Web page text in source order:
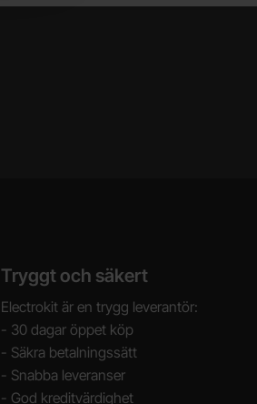
Tryggt och säkert
Electrokit är en trygg leverantör:
- 30 dagar öppet köp
- Säkra betalningssätt
- Snabba leveranser
- God kreditvärdighet